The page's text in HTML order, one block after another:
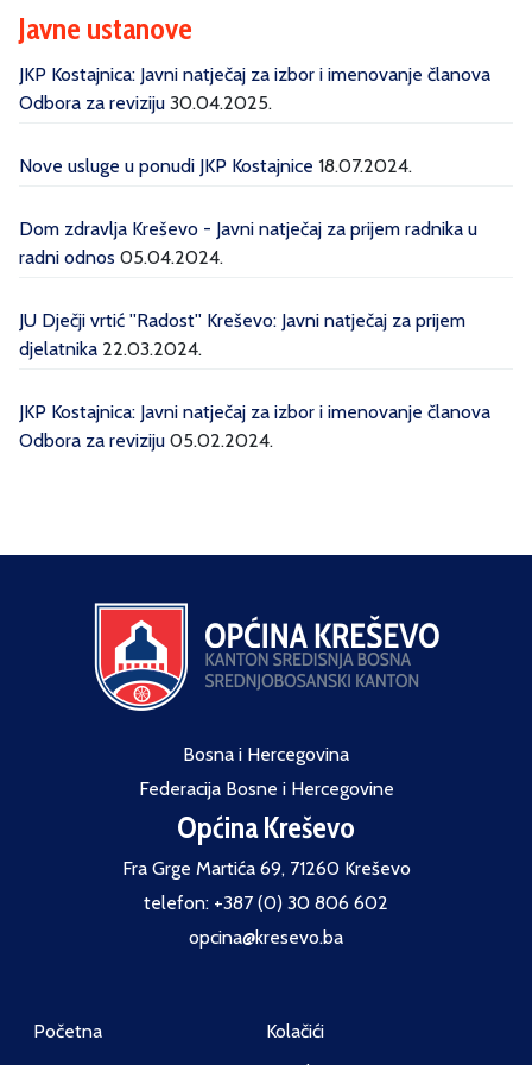
Javne ustanove
JKP Kostajnica: Javni natječaj za izbor i imenovanje članova
Odbora za reviziju 30.04.2025.
Nove usluge u ponudi JKP Kostajnice 18.07.2024.
Dom zdravlja Kreševo - Javni natječaj za prijem radnika u
radni odnos 05.04.2024.
JU Dječji vrtić ''Radost'' Kreševo: Javni natječaj za prijem
djelatnika 22.03.2024.
JKP Kostajnica: Javni natječaj za izbor i imenovanje članova
Odbora za reviziju 05.02.2024.
Bosna i Hercegovina
Federacija Bosne i Hercegovine
Općina Kreševo
Fra Grge Martića 69, 71260 Kreševo
telefon: +387 (0) 30 806 602
opcina@kresevo.ba
Početna
Kolačići